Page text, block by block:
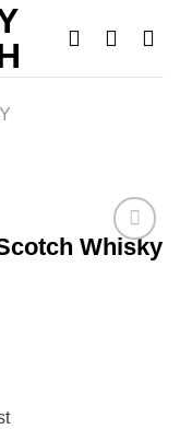
Whisky